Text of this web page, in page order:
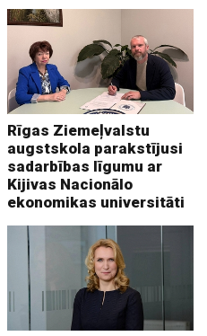
Rīgas Ziemeļvalstu
augstskola parakstījusi
sadarbības līgumu ar
Kijivas Nacionālo
ekonomikas universitāti